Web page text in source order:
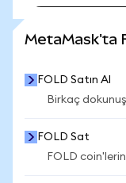
MetaMask'ta
FOLD Satın Al
Birkaç
FOLD Sat
FOLD